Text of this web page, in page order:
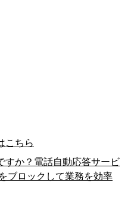
こちら
すか？電話自動応答サービ
ブロックして業務を効率